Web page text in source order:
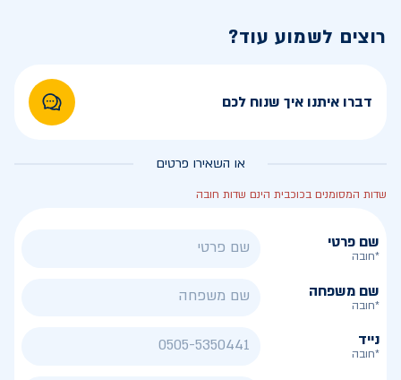
רוצים לשמוע עוד?
דברו איתנו איך שנוח לכם
או השאירו פרטים
שדות המסומנים בכוכבית הינם שדות חובה
שם פרטי
*חובה
שם משפחה
*חובה
נייד
*חובה